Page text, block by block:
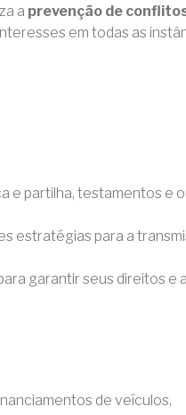
a prevenção de
em todas as
e partilha, testamentos e
estratégias para a
garantir seus direitos e
de veículos,